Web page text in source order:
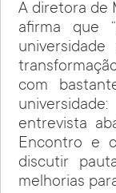
A diretora de
afirma que
com
entrevista
Encontro e
discutir
melhorias